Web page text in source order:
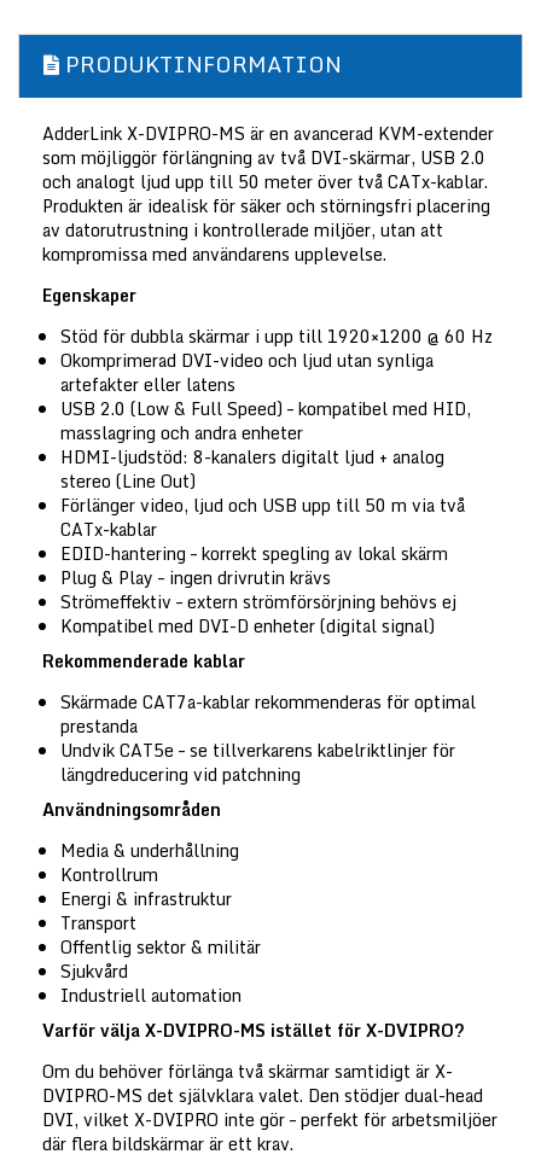
PRODUKTINFORMATION
AdderLink X-DVIPRO-MS är en avancerad KVM-extender
som möjliggör förlängning av två DVI-skärmar, USB 2.0
och analogt ljud upp till 50 meter över två CATx-kablar.
Produkten är idealisk för säker och störningsfri placering
av datorutrustning i kontrollerade miljöer, utan att
kompromissa med användarens upplevelse.
Egenskaper
Stöd för dubbla skärmar i upp till 1920×1200 @ 60 Hz
Okomprimerad DVI-video och ljud utan synliga
artefakter eller latens
USB 2.0 (Low & Full Speed) – kompatibel med HID,
masslagring och andra enheter
HDMI-ljudstöd: 8-kanalers digitalt ljud + analog
stereo (Line Out)
Förlänger video, ljud och USB upp till 50 m via två
CATx-kablar
EDID-hantering – korrekt spegling av lokal skärm
Plug & Play – ingen drivrutin krävs
Strömeffektiv – extern strömförsörjning behövs ej
Kompatibel med DVI-D enheter (digital signal)
Rekommenderade kablar
Skärmade CAT7a-kablar rekommenderas för optimal
prestanda
Undvik CAT5e – se tillverkarens kabelriktlinjer för
längdreducering vid patchning
Användningsområden
Media & underhållning
Kontrollrum
Energi & infrastruktur
Transport
Offentlig sektor & militär
Sjukvård
Industriell automation
Varför välja X-DVIPRO-MS istället för X-DVIPRO?
Om du behöver förlänga två skärmar samtidigt är X-
DVIPRO-MS det självklara valet. Den stödjer dual-head
DVI, vilket X-DVIPRO inte gör – perfekt för arbetsmiljöer
där flera bildskärmar är ett krav.